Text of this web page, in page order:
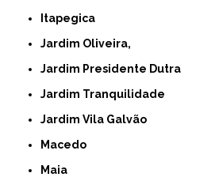
Itapegica
Jardim Oliveira,
Jardim Presidente Dutra
Jardim Tranquilidade
Jardim Vila Galvão
Macedo
Maia